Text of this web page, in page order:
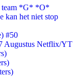
team *G* *O*
kan het niet stop
#50
Augustus Netflix/YT